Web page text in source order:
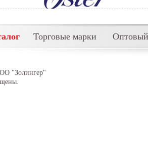
Торговые марки
"Золингер"